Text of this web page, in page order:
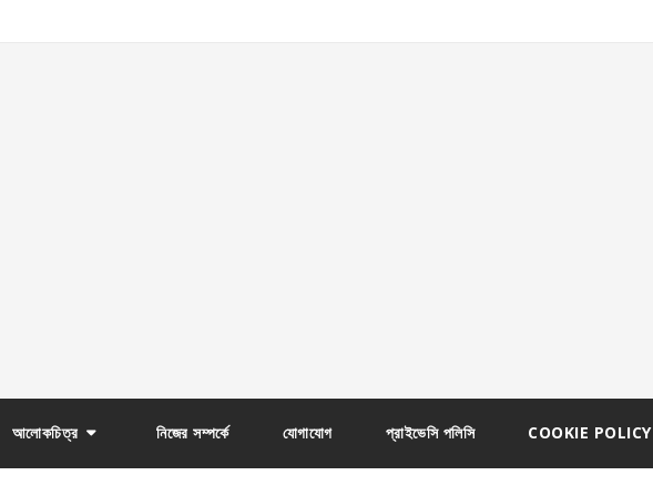
আলোকচিত্র নিজের সম্পর্কে যোগাযোগ প্রাইভেসি পলিসি COOKIE POLICY